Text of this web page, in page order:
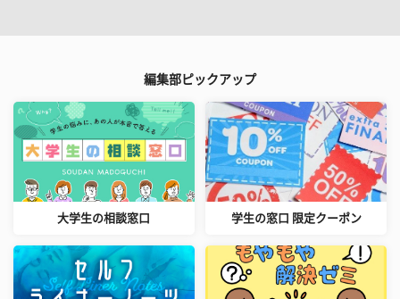
編集部ピックアップ
大学生の相談窓口 学生の窓口 限定クーポン